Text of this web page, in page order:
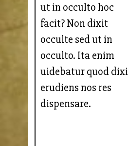
ut in occulto hoc
facit? Non dixit
occulte sed ut in
occulto. Ita enim
uidebatur quod dixi
erudiens nos res
dispensare.